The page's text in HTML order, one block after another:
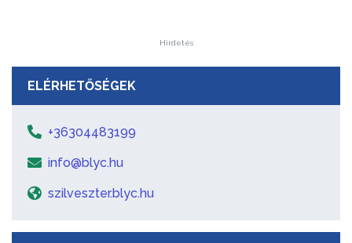
Hirdetés
ELÉRHETŐSÉGEK
+36304483199
info@blyc.hu
szilveszter.blyc.hu